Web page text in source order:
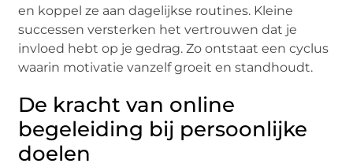
en koppel ze aan dagelijkse routines. Kleine
successen versterken het vertrouwen dat je
invloed hebt op je gedrag. Zo ontstaat een cyclus
waarin motivatie vanzelf groeit en standhoudt.
De kracht van online
begeleiding bij persoonlijke
doelen